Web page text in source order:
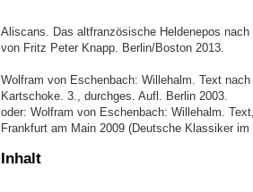
Aliscans. Das altfranzösische Heldenepos
von Fritz Peter Knapp. Berlin/Boston 2013.
Wolfram von Eschenbach: Willehalm. Text
Kartschoke. 3., durchges. Aufl. Berlin 2003.
oder: Wolfram von Eschenbach: Willehalm.
Frankfurt am Main 2009 (Deutsche Klassiker im
Inhalt